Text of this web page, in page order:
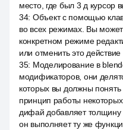
место, где был 3 д курсор
34: Объект с помощью
во всех режимах. Вы
конкретном режиме
или отменить это
35: Моделирование в
модификаторов, они
которых вы должны
принцип работы
дифай добавляет
он выполняет ту же